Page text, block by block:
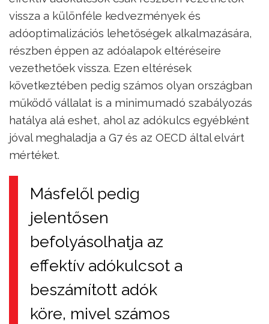
vissza a különféle kedvezmények és
adóoptimalizációs lehetőségek alkalmazására,
részben éppen az adóalapok eltéréseire
vezethetőek vissza. Ezen eltérések
következtében pedig számos olyan országban
működő vállalat is a minimumadó szabályozás
hatálya alá eshet, ahol az adókulcs egyébként
jóval meghaladja a G7 és az OECD által elvárt
mértéket.
Másfelől pedig
jelentősen
befolyásolhatja az
effektív adókulcsot a
beszámított adók
köre, mivel számos